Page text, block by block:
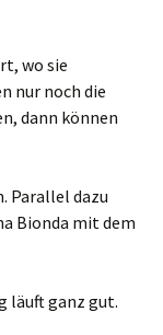
wo sie
nur noch die
dann können
Parallel dazu
Bionda mit dem
läuft ganz gut.